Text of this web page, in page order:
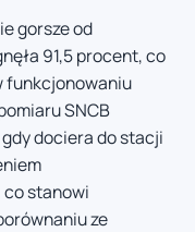
gorsze od
91,5 procent, co
funkcjonowaniu
SNCB
dociera do stacji
stanowi
ze